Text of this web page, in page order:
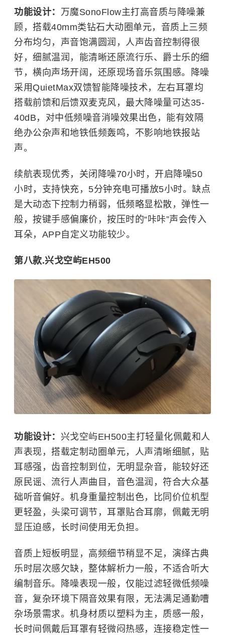
功能设计： 万魔SonoFlow主打高音质与降噪兼
顾，搭载40mm类钻石大动圈单元，音质上三频
分布均匀，声音饱满圆润，人声齿音控制得很
好，细腻温润，能清晰还原流行乐、爵士乐的细
节，横向声场开阔，还原现场音乐氛围感。降噪
采用QuietMax双馈智能降噪技术，左右耳罩均
搭载前馈和后馈双麦克风，最大降噪量可达35-
40dB，对中低频噪音消噪效果出色，能有效隔
绝办公杂声和地铁低频轰鸣，不影响地铁报站
声。
续航表现优秀，关闭降噪70小时，开启降噪50
小时，支持快充，5分钟充电可播放5小时。缺点
是大动态下控制力稍弱，低频略显松散，弹性一
般，按键手感偏廉价，按压时的“咔咔”声会传入
耳朵，APP自定义功能较少。
第八款.兴戈空屿EH500
功能设计： 兴戈空屿EH500主打轻量化佩戴和人
声表现，搭载定制动圈单元，人声清晰细腻，贴
耳感强，齿音控制到位，无明显杂音，能较好还
原民谣、流行人声曲目，音色温润，符合大众基
础听音偏好。机身重量控制出色，比同价位机型
更轻盈，头梁可调节，耳罩贴合耳廓，佩戴无明
显压迫感，长时间使用无负担。
音质上短板明显，高频细节稍显不足，演绎古典
乐时层次感欠缺，整体解析力一般，不适合听大
编制音乐。降噪表现一般，仅能过滤轻微低频噪
音，复杂环境下隔音效果有限，无法满足通勤嘈
杂场景需求。机身材质以塑料为主，质感一般，
长时间佩戴后耳罩有轻微闷热感，连接稳定性一